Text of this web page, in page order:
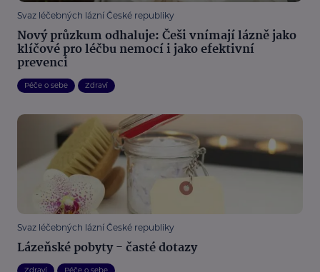
Svaz léčebných lázní České republiky
Nový průzkum odhaluje: Češi vnímají lázně jako
klíčové pro léčbu nemocí i jako efektivní
prevenci
Péče o sebe Zdraví
Svaz léčebných lázní České republiky
Lázeňské pobyty - časté dotazy